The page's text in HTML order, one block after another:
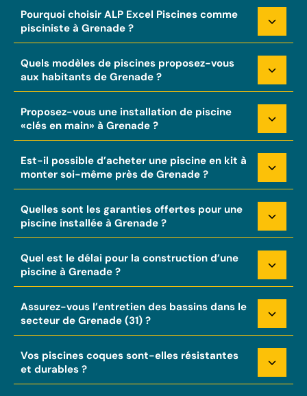
Pourquoi choisir ALP Excel Piscines comme
pisciniste à Grenade ?
Quels modèles de piscines proposez-vous
aux habitants de Grenade ?
Proposez-vous une installation de piscine
«clés en main» à Grenade ?
Est-il possible d’acheter une piscine en kit à
monter soi-même près de Grenade ?
Quelles sont les garanties offertes pour une
piscine installée à Grenade ?
Quel est le délai pour la construction d’une
piscine à Grenade ?
Assurez-vous l’entretien des bassins dans le
secteur de Grenade (31) ?
Vos piscines coques sont-elles résistantes
et durables ?